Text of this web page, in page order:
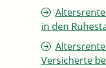
in den
Versicherte